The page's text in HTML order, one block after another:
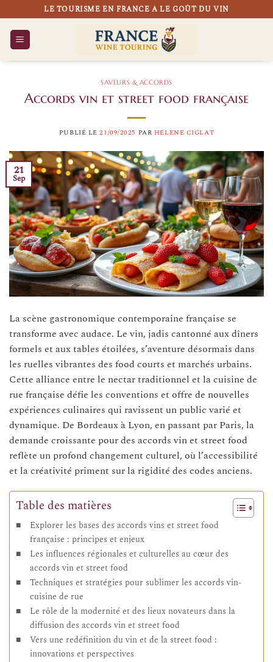
au
contenu
LE TOURISME EN FRANCE A LE GOÛT DU VIN
SAVEURS & ACCORDS
Accords vin et street food française
PUBLIÉ LE21/09/2025 PAR HELENE CIGLAT
21
Sep
La scène gastronomique contemporaine française se
transforme avec audace. Le vin, jadis cantonné aux dîners
formels et aux tables étoilées, s’aventure désormais dans
les ruelles vibrantes des food courts et marchés urbains.
Cette alliance entre le nectar traditionnel et la cuisine de
rue française défie les conventions et offre de nouvelles
expériences culinaires qui ravissent un public varié et
dynamique. De Bordeaux à Lyon, en passant par Paris, la
demande croissante pour des accords vin et street food
reflète un profond changement culturel, où l’accessibilité
et la créativité priment sur la rigidité des codes anciens.
Table des matières
Explorer les bases des accords vins et street food
française : principes et enjeux
Les influences régionales et culturelles au cœur des
accords vin et street food
Techniques et stratégies pour sublimer les accords vin-
cuisine de rue
Le rôle de la modernité et des lieux novateurs dans la
diffusion des accords vin et street food
Vers une redéfinition du vin et de la street food :
innovations et perspectives